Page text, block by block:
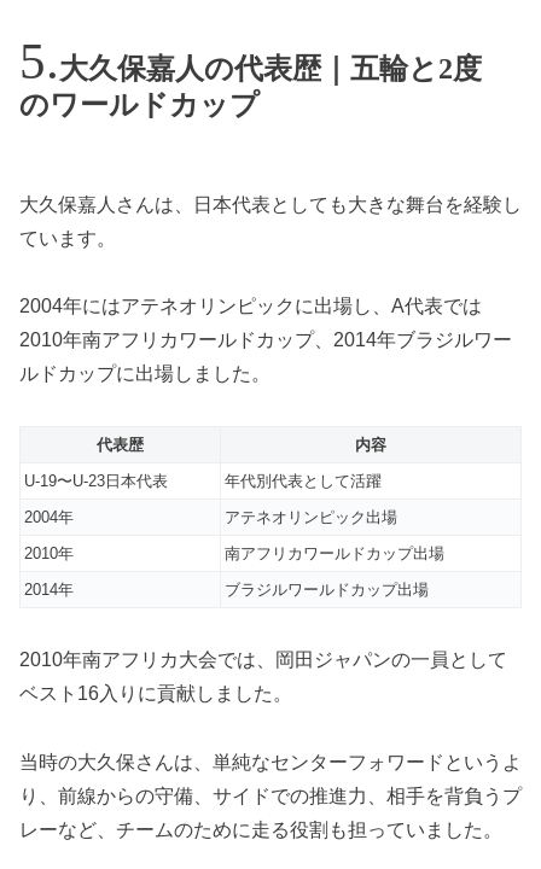
大久保嘉人の代表歴｜五輪と2度
のワールドカップ
大久保嘉人さんは、日本代表としても大きな舞台を経験し
ています。
2004年にはアテネオリンピックに出場し、A代表では
2010年南アフリカワールドカップ、2014年ブラジルワー
ルドカップに出場しました。
代表歴
内容
U-19〜U-23日本代表
年代別代表として活躍
2004年
アテネオリンピック出場
2010年
南アフリカワールドカップ出場
2014年
ブラジルワールドカップ出場
2010年南アフリカ大会では、岡田ジャパンの一員として
ベスト16入りに貢献しました。
当時の大久保さんは、単純なセンターフォワードというよ
り、前線からの守備、サイドでの推進力、相手を背負うプ
レーなど、チームのために走る役割も担っていました。